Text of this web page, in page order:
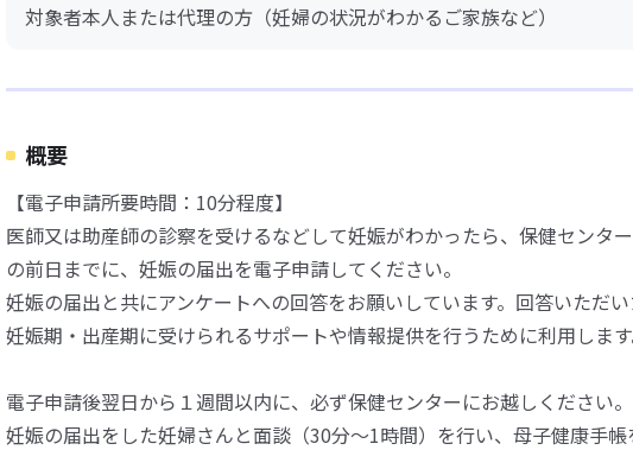
対象者本人または代理の方（妊婦の状況がわかるご家族など）
概要
【電子申請所要時間：10分程度】
医師又は助産師の診察を受けるなどして妊娠がわかったら、保健センタ
の前日までに、妊娠の届出を電子申請してください。
妊娠の届出と共にアンケートへの回答をお願いしています。回答いただ
妊娠期・出産期に受けられるサポートや情報提供を行うために利用しま
電子申請後翌日から１週間以内に、必ず保健センターにお越しください。
妊娠の届出をした妊婦さんと面談（30分～1時間）を行い、母子健康手